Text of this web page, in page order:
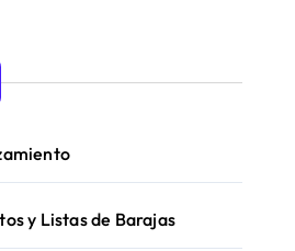
y Listas de Barajas